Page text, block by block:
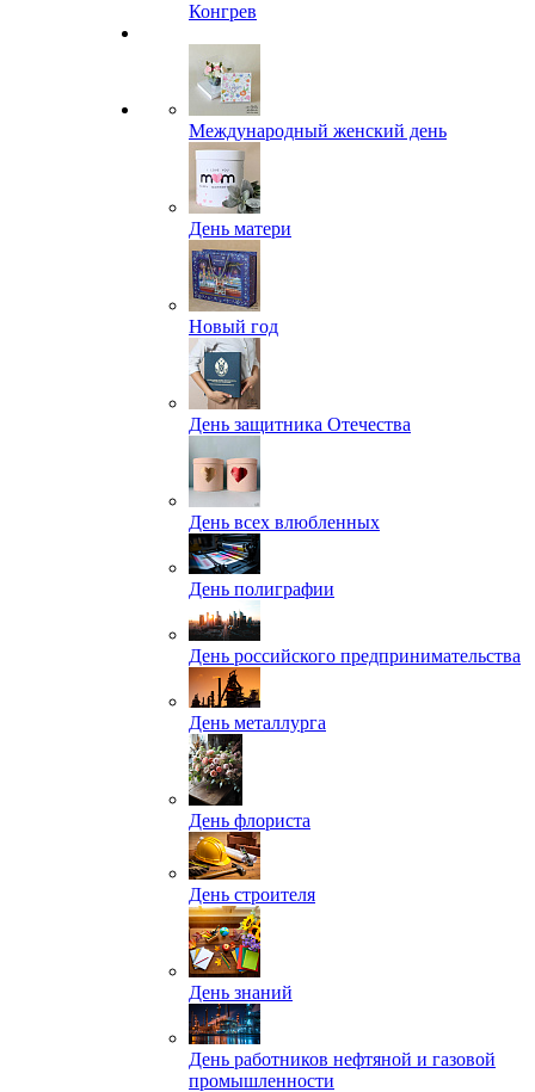
Конгрев
Международный женский день
День матери
Новый год
День защитника Отечества
День всех влюбленных
День полиграфии
День российского предпринимательства
День металлурга
День флориста
День строителя
День знаний
День работников нефтяной и газовой
промышленности